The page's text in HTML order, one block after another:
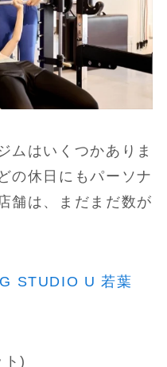
ムはいくつかありま
の休日にもパーソナ
舗は、まだまだ数が
STUDIO U 若葉
ト)